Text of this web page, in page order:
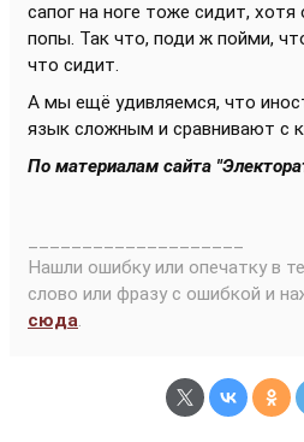
сапог на ноге тоже сидит,
попы. Так что, поди ж пойми,
что сидит.
А мы ещё удивляемся, что
язык сложным и сравнивают с
По материалам сайта
Нашли ошибку или опечатку в
слово или фразу с ошибкой и
сюда.